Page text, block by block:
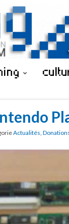
Actualités,